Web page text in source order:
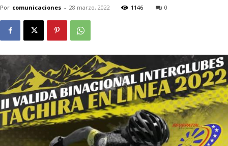
Por comunicaciones - 28 marzo, 2022 1146 0